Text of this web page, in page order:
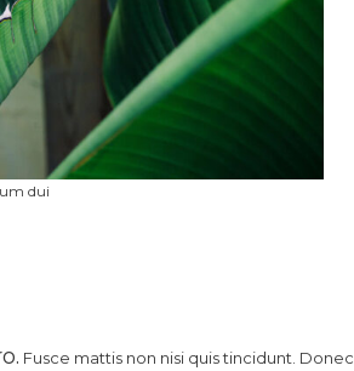
dui
Fusce mattis non nisi quis tincidunt. Donec